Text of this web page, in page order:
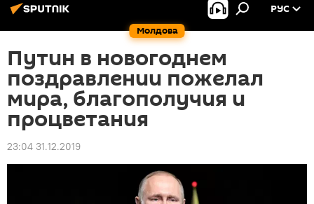
Молдова
РУС
Путин в новогоднем
поздравлении пожелал
мира, благополучия и
процветания
23:04 31.12.2019